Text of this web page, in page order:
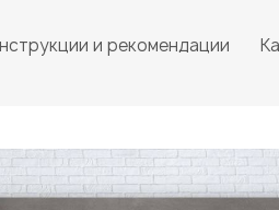
и рекомендации